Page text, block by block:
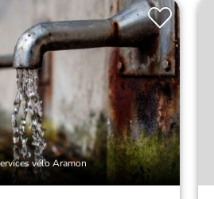
vélo Aramon